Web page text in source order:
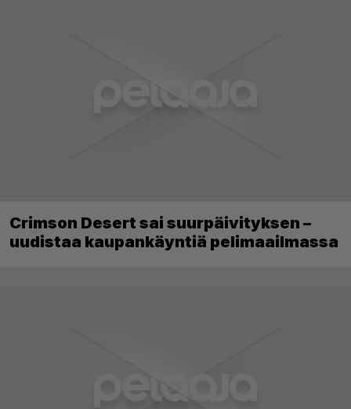
Crimson Desert sai suurpäivityksen –
uudistaa kaupankäyntiä pelimaailmassa